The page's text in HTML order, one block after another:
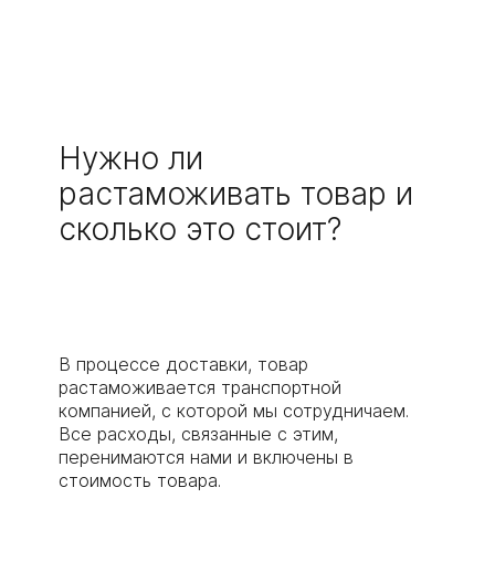
Нужно ли
растаможивать товар и
сколько это стоит?
В процессе доставки, товар
растаможивается транспортной
компанией, с которой мы сотрудничаем.
Все расходы, связанные с этим,
перенимаются нами и включены в
стоимость товара.